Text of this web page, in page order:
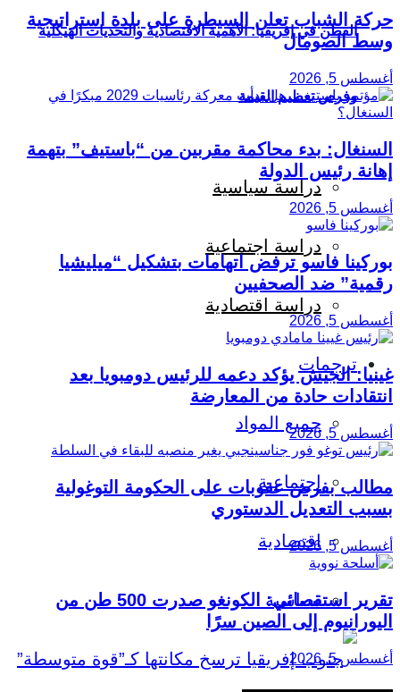
القطن في إفريقيا: الأهمية الاقتصادية والتحديات الهيكلية
وفرص تعظيم القيمة
دراسة سياسية
دراسة اجتماعية
دراسة اقتصادية
ترجمات
جميع المواد
اجتماعية
اقتصادية
سياسية
حركة الشباب تعلن السيطرة على بلدة استراتيجية
وسط الصومال
أغسطس 5, 2026
السنغال: بدء محاكمة مقربين من “باستيف” بتهمة
إهانة رئيس الدولة
أغسطس 5, 2026
بوركينا فاسو ترفض اتهامات بتشكيل “ميليشيا
رقمية” ضد الصحفيين
أغسطس 5, 2026
غينيا: الجيش يؤكد دعمه للرئيس دومبويا بعد
انتقادات حادة من المعارضة
أغسطس 5, 2026
مطالب بفرض عقوبات على الحكومة التوغولية
بسبب التعديل الدستوري
أغسطس 5, 2026
تقرير استقصائي: الكونغو صدرت 500 طن من
اليورانيوم إلى الصين سرًا
أغسطس 5, 2026